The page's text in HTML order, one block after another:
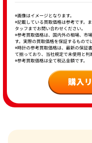
※画像はイメージとなります。
※記載している買取価格は参考です。
タッフまでお問い合わせください。
※参考買取価格は、国内外の相場、市
す。実際の買取価格を保証するもので
※時計の参考買取価格は、最新の保証
て揃っており、当社規定で未使用と判
※参考買取価格は全て税込金額です。